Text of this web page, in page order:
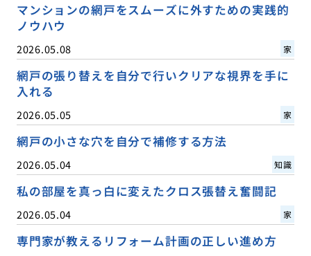
マンションの網戸をスムーズに外すための実践的
ノウハウ
2026.05.08 家
網戸の張り替えを自分で行いクリアな視界を手に
入れる
2026.05.05 家
網戸の小さな穴を自分で補修する方法
2026.05.04 知識
私の部屋を真っ白に変えたクロス張替え奮闘記
2026.05.04 家
専門家が教えるリフォーム計画の正しい進め方